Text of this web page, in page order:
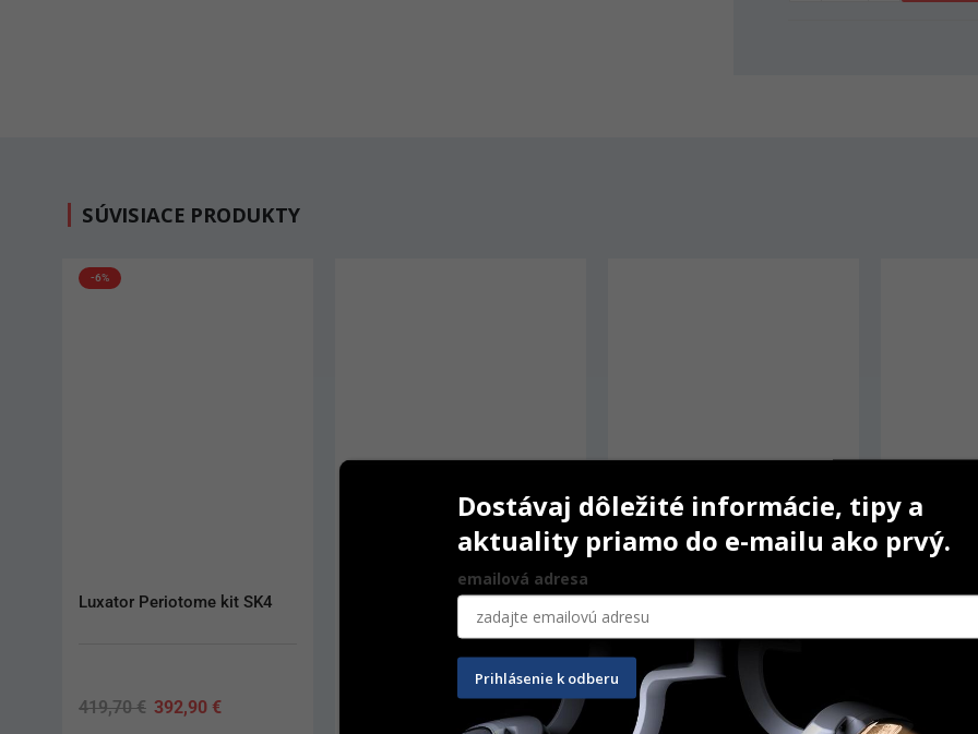
SÚVISIACE PRODUKTY
Rongeur Friedmann small
328,80€
Dr. Paulo Malo Kit Kliešte Hu-Friedy 51 Silver
124,30
Páka Bein
Dostávaj dôležité informácie, tipy a
aktuality priamo do e-mailu ako prvý.
emailová adresa
Prihlásenie k odberu